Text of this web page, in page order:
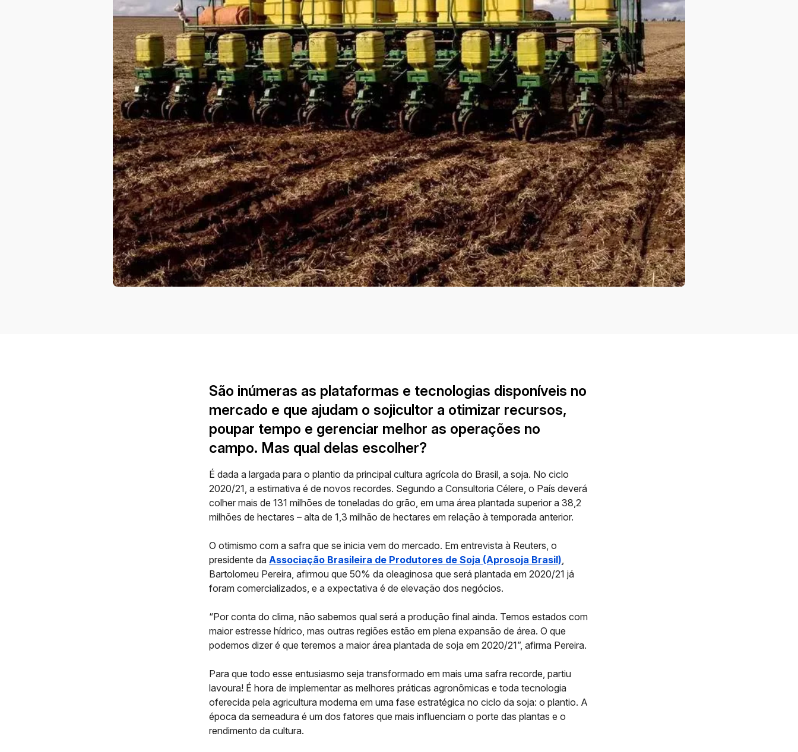
São inúmeras as plataformas e tecnologias disponíveis no
mercado e que ajudam o sojicultor a otimizar recursos,
poupar tempo e gerenciar melhor as operações no
campo. Mas qual delas escolher?
É dada a largada para o plantio da principal cultura agrícola do Brasil, a soja. No ciclo
2020/21, a estimativa é de novos recordes. Segundo a Consultoria Célere, o País deverá
colher mais de 131 milhões de toneladas do grão, em uma área plantada superior a 38,2
milhões de hectares – alta de 1,3 milhão de hectares em relação à temporada anterior.
O otimismo com a safra que se inicia vem do mercado. Em entrevista à Reuters, o
presidente da Associação Brasileira de Produtores de Soja (Aprosoja Brasil)
Bartolomeu Pereira, afirmou que 50% da oleaginosa que será plantada em 2020/21 já
foram comercializados, e a expectativa é de elevação dos negócios.
“Por conta do clima, não sabemos qual será a produção final ainda. Temos estados com
maior estresse hídrico, mas outras regiões estão em plena expansão de área. O que
podemos dizer é que teremos a maior área plantada de soja em 2020/21”, afirma Pereira.
Para que todo esse entusiasmo seja transformado em mais uma safra recorde, partiu
lavoura! É hora de implementar as melhores práticas agronômicas e toda tecnologia
oferecida pela agricultura moderna em uma fase estratégica no ciclo da soja: o plantio. A
época da semeadura é um dos fatores que mais influenciam o porte das plantas e o
rendimento da cultura.